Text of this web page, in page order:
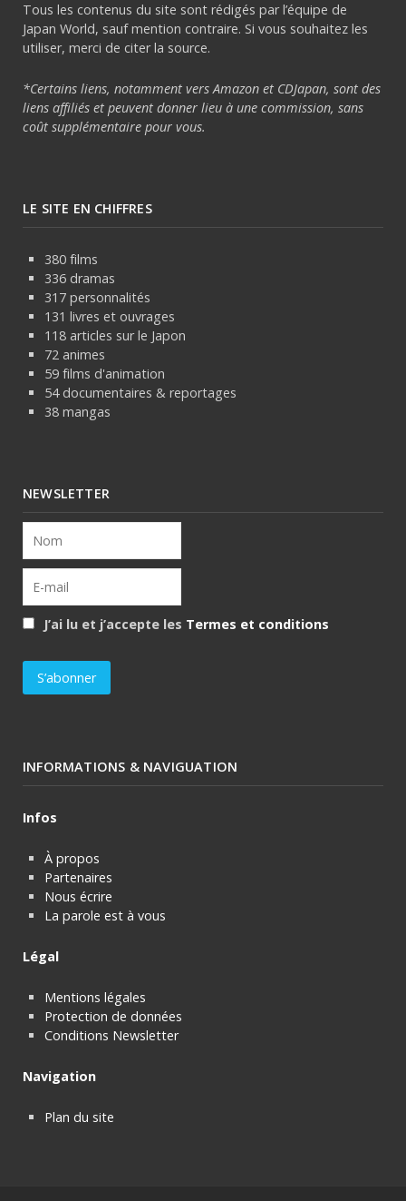
Tous les contenus du site sont rédigés par l’équipe de
Japan World, sauf mention contraire. Si vous souhaitez les
utiliser, merci de citer la source.
*Certains liens, notamment vers Amazon et CDJapan, sont des
liens affiliés et peuvent donner lieu à une commission, sans
coût supplémentaire pour vous.
LE SITE EN CHIFFRES
380 films
336 dramas
317 personnalités
131 livres et ouvrages
118 articles sur le Japon
72 animes
59 films d'animation
54 documentaires & reportages
38 mangas
NEWSLETTER
J’ai lu et j’accepte les Termes et conditions
INFORMATIONS & NAVIGUATION
Infos
À propos
Partenaires
Nous écrire
La parole est à vous
Légal
Mentions légales
Protection de données
Conditions Newsletter
Navigation
Plan du site